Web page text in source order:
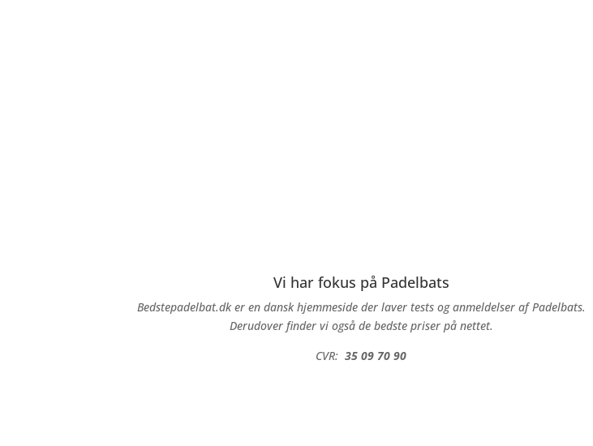
Vi har fokus på Padelbats
Bedstepadelbat.dk er en dansk hjemmeside der laver tests og anmeldelser af Padelbats.
Derudover finder vi også de bedste priser på nettet.
CVR: 35 09 70 90